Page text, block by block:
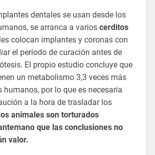
dentales se usan desde los
se arranca a varios cerditos
colocan implantes y coronas con
el período de curación antes de
El propio estudio concluye que
un metabolismo 3,3 veces más
humanos, por lo que es necesaria
a la hora de trasladar los
animales son torturados
que las conclusiones no
valor.